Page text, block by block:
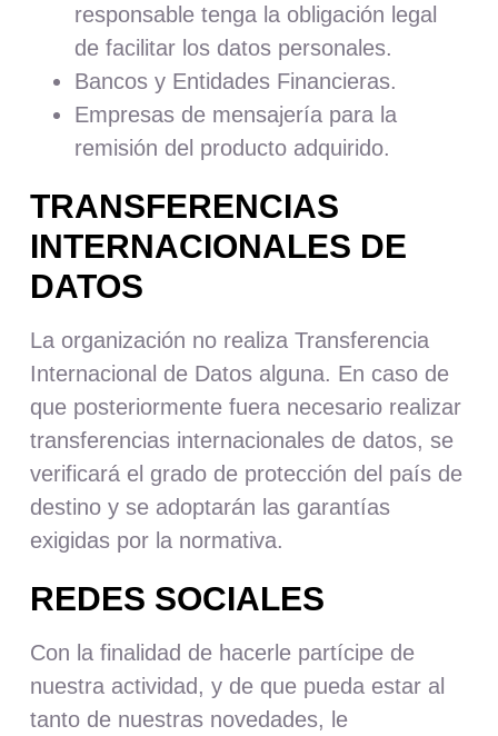
responsable tenga la obligación legal
de facilitar los datos personales.
Bancos y Entidades Financieras.
Empresas de mensajería para la
remisión del producto adquirido.
TRANSFERENCIAS
INTERNACIONALES DE
DATOS
La organización no realiza Transferencia
Internacional de Datos alguna. En caso de
que posteriormente fuera necesario realizar
transferencias internacionales de datos, se
verificará el grado de protección del país de
destino y se adoptarán las garantías
exigidas por la normativa.
REDES SOCIALES
Con la finalidad de hacerle partícipe de
nuestra actividad, y de que pueda estar al
tanto de nuestras novedades, le